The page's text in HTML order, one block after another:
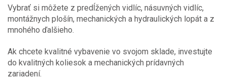
Vybrať si môžete z predĺžených vidlíc, násuvných vidlíc,
montážnych plošín, mechanických a hydraulických lopát a z
mnohého ďalšieho.
Ak chcete kvalitné vybavenie vo svojom sklade, investujte
do kvalitných koliesok a mechanických prídavných
zariadení.